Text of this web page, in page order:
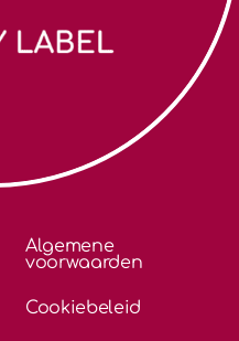
Algemene
voorwaarden
Cookiebeleid